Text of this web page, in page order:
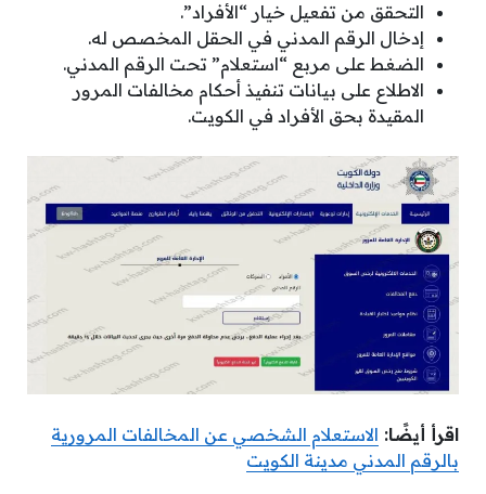
التحقق من تفعيل خيار “الأفراد”.
إدخال الرقم المدني في الحقل المخصص له.
الضغط على مربع “استعلام” تحت الرقم المدني.
الاطلاع على بيانات تنفيذ أحكام مخالفات المرور
المقيدة بحق الأفراد في الكويت.
اقرأ أيضًا: الاستعلام الشخصي عن المخالفات المرورية
بالرقم المدني مدينة الكويت